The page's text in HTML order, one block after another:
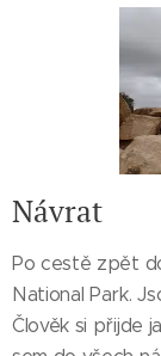
Návrat
Po cestě zpět
National Park.
Člověk si přijde